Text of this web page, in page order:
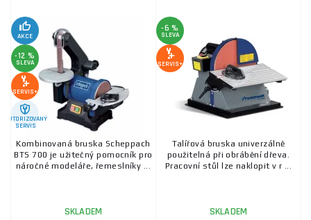
AKCE
-12 %
SLEVA
SERVIS+
AUTORIZOVANÝ
SERVIS
Kombinovaná bruska Scheppach
BTS 700 je užitečný pomocník pro
náročné modeláře, řemeslníky ...
SKLADEM
-6 %
SLEVA
SERVIS+
Talířová bruska univerzálně
použitelná při obrábění dřeva.
Pracovní stůl lze naklopit v r ...
SKLADEM